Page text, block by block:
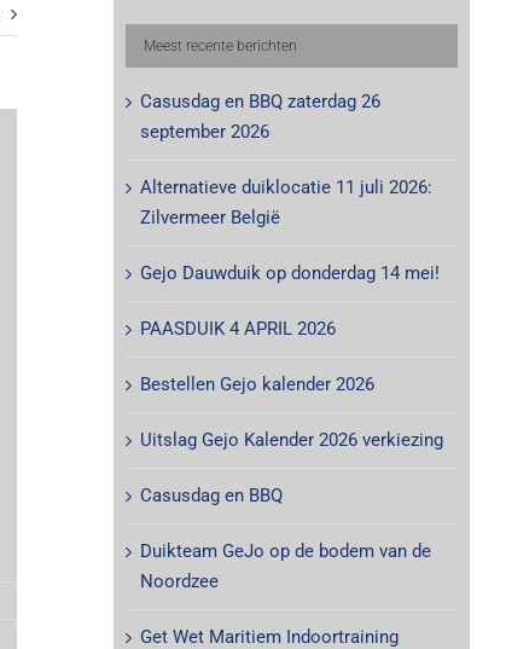
Meest recente berichten
Casusdag en BBQ zaterdag 26
september 2026
Alternatieve duiklocatie 11 juli 2026:
Zilvermeer België
Gejo Dauwduik op donderdag 14 mei!
PAASDUIK 4 APRIL 2026
Bestellen Gejo kalender 2026
Uitslag Gejo Kalender 2026 verkiezing
Casusdag en BBQ
Duikteam GeJo op de bodem van de
Noordzee
Get Wet Maritiem Indoortraining